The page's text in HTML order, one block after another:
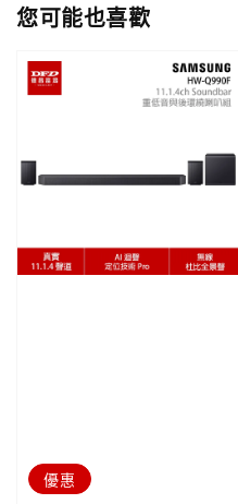
您可能也喜歡
優惠